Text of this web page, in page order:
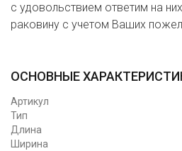
с удовольствием ответим на
раковину с учетом Ваших
ОСНОВНЫЕ
Артикул
Тип
Длина
Ширина